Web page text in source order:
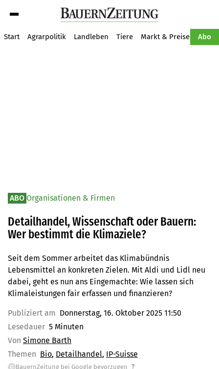
Start Agrarpolitik Landleben Tiere Markt & Preise Abo
ABO Organisationen & Firmen
Detailhandel, Wissenschaft oder Bauern:
Wer bestimmt die Klimaziele?
Seit dem Sommer arbeitet das Klimabündnis
Lebensmittel an konkreten Zielen. Mit Aldi und Lidl neu
dabei, geht es nun ans Eingemachte: Wie lassen sich
Klimaleistungen fair erfassen und finanzieren?
Publiziert am Donnerstag, 16. Oktober 2025 11:50
Lesedauer 5 Minuten
Von Simone Barth
Themen Bio Detailhandel IP-Suisse
G BauernZeitung bei Google bevorzugen ?